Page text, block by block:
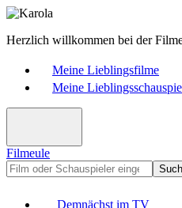
Herzlich willkommen bei der
Meine Lieblingsfilme
Meine
Filmeule
Demnächst im TV